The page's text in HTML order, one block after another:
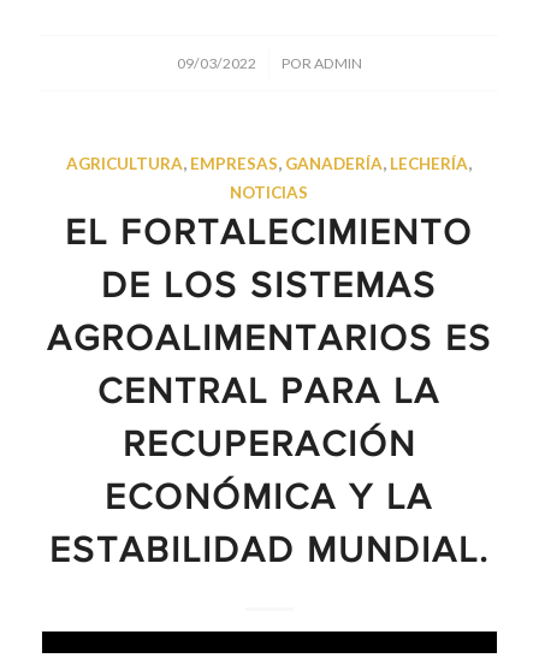
09/03/2022
/ POR ADMIN
AGRICULTURA, EMPRESAS, GANADERÍA, LECHERÍA,
NOTICIAS
EL FORTALECIMIENTO
DE LOS SISTEMAS
AGROALIMENTARIOS ES
CENTRAL PARA LA
RECUPERACIÓN
ECONÓMICA Y LA
ESTABILIDAD MUNDIAL.